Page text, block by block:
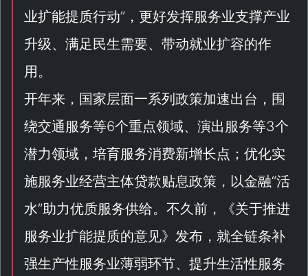
业扩能提质行动”，更好发挥服务业支撑产业
升级、满足民生需要、带动就业扩容的作
用。
开年来，国家层面一系列政策加速出台，围
绕交通服务等6个重点领域、演出服务等3个
潜力领域，培育服务消费新增长点；优化实
施服务业经营主体贷款贴息政策，以金融“活
水”助力优质服务供给。不久前，《关于推进
服务业扩能提质的意见》发布，就全链条补
强生产性服务业薄弱环节、提升生活性服务